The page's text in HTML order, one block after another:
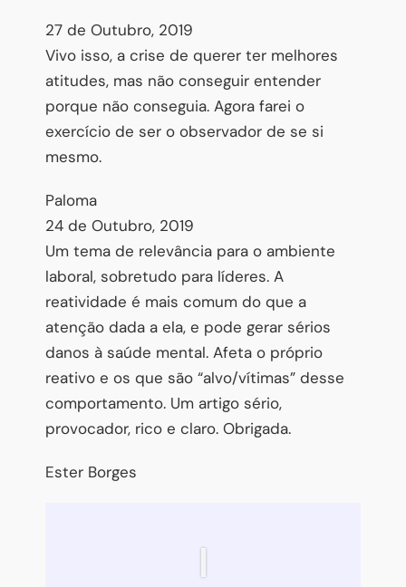
27 de Outubro, 2019
Vivo isso, a crise de querer ter melhores
atitudes, mas não conseguir entender
porque não conseguia. Agora farei o
exercício de ser o observador de se si
mesmo.
Paloma
24 de Outubro, 2019
Um tema de relevância para o ambiente
laboral, sobretudo para líderes. A
reatividade é mais comum do que a
atenção dada a ela, e pode gerar sérios
danos à saúde mental. Afeta o próprio
reativo e os que são “alvo/vítimas” desse
comportamento. Um artigo sério,
provocador, rico e claro. Obrigada.
Ester Borges
Interessado(a) em ser mais feliz?
Então não perca nenhuma das dicas de saúde e bem-estar
que a Oficina de Psicologia envia gratuitamente. E
de presente o nosso curso que o(a) ensina a ficar calmo(a)
em poucos minutos!
NÃO OBRIGADO